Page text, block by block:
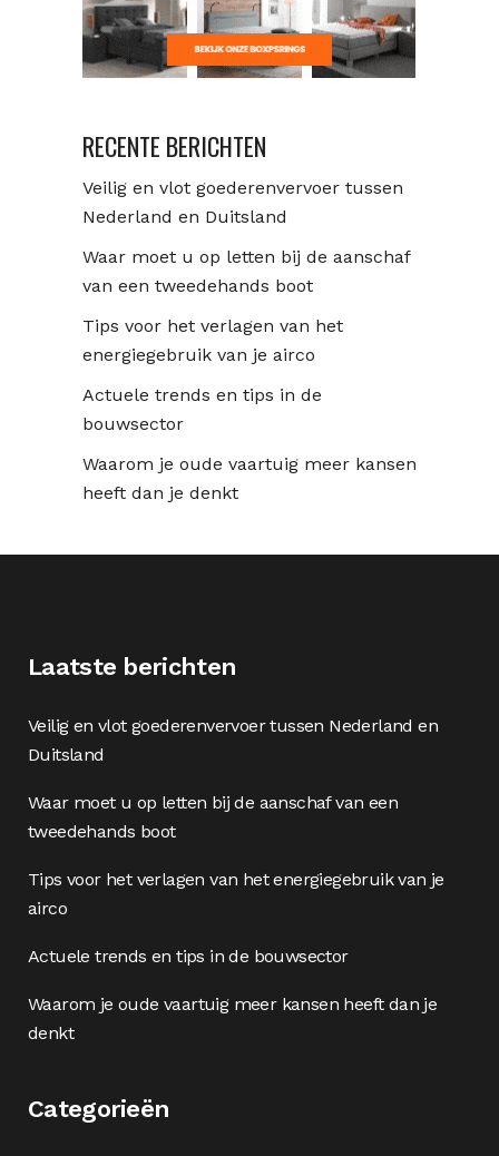
RECENTE BERICHTEN
Veilig en vlot goederenvervoer tussen
Nederland en Duitsland
Waar moet u op letten bij de aanschaf
van een tweedehands boot
Tips voor het verlagen van het
energiegebruik van je airco
Actuele trends en tips in de
bouwsector
Waarom je oude vaartuig meer kansen
heeft dan je denkt
Laatste berichten
Veilig en vlot goederenvervoer tussen Nederland en
Duitsland
Waar moet u op letten bij de aanschaf van een
tweedehands boot
Tips voor het verlagen van het energiegebruik van je
airco
Actuele trends en tips in de bouwsector
Waarom je oude vaartuig meer kansen heeft dan je
denkt
Categorieën